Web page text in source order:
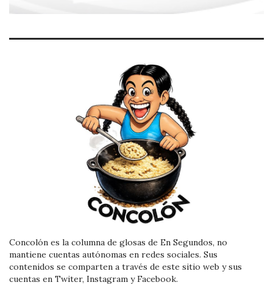
Concolón es la columna de glosas de En Segundos, no
mantiene cuentas autónomas en redes sociales. Sus
contenidos se comparten a través de este sitio web y sus
cuentas en Twiter, Instagram y Facebook.